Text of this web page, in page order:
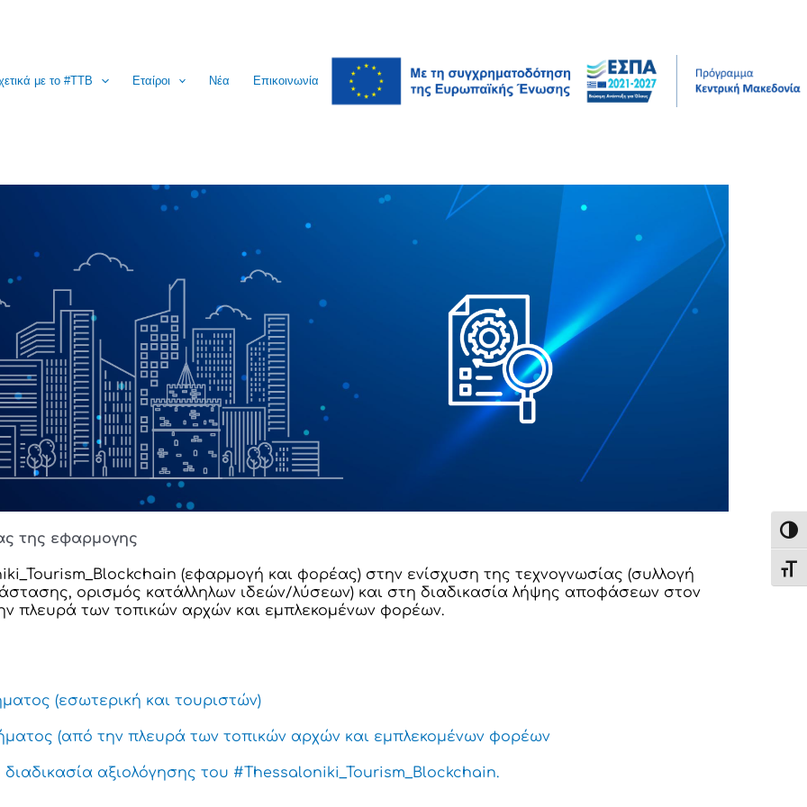
με το #ΤΤΒ Εταίροι Νέα Επικοινωνία
της εφαρμογης
(εφαρµογή και φορέας) στην ενίσχυση της τεχνογνωσίας (συλλογή
ορισµός κατάλληλων ιδεών/λύσεων) και στη διαδικασία λήψης αποφάσεων στον
πλευρά των τοπικών αρχών και εµπλεκοµένων φορέων.
(εσωτερική και τουριστών)
(από την πλευρά των τοπικών αρχών και εμπλεκομένων φορέων
αξιολόγησης του #Thessaloniki_Tourism_Blockchain.